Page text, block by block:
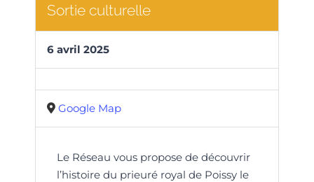
Sortie culturelle
6 avril 2025
Google Map
Le Réseau vous propose de découvrir
l’histoire du prieuré royal de Poissy le